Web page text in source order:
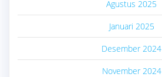
Agustus 2025
Januari 2025
Desember 2024
November 2024